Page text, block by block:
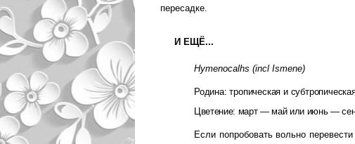
пересадке.
И ЕЩЁ...
Hymenocalhs (incl Ismene)
Родина:тропическая и
Цветение: март — май или июнь —
Если попробовать вольно